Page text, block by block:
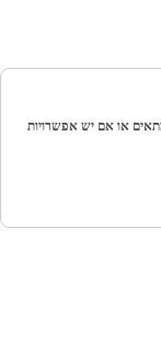
או אם יש אפשרויות